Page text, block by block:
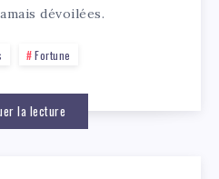
dévoilées.
Fortune
la lecture